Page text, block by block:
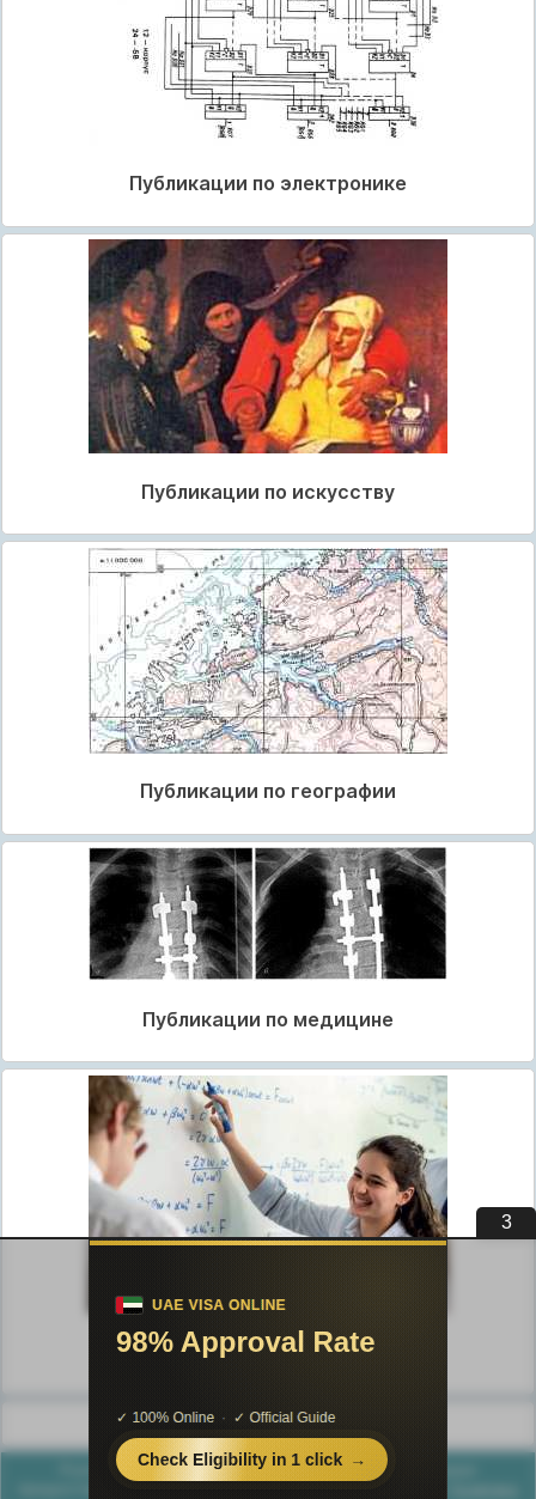
Публикации по электронике
Публикации по искусству
Публикации по географии
Публикации по медицине
Публикации по педагогике
Разделы публикаций
Poznayka.org - Познайка.Орг - 2016-2026 год. Материал
3